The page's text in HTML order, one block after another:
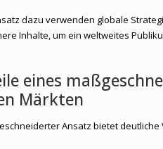
dazu verwenden globale
Inhalte, um ein weltweites
eines
Märkten
Ansatz bietet deutliche